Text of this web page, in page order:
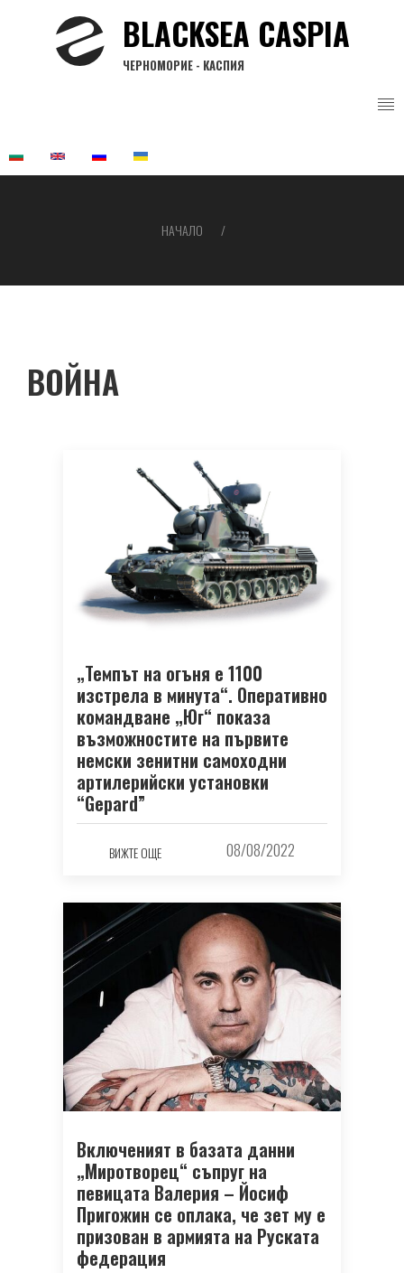
BLACKSEA CASPIA
ЧЕРНОМОРИЕ - КАСПИЯ
НАЧАЛО
ВОЙНА
„Темпът на огъня е 1100
изстрела в минута“. Оперативно
командване „Юг“ показа
възможностите на първите
немски зенитни самоходни
артилерийски установки
“Gepard”
ВИЖТЕ ОЩЕ 08/08/2022
Включеният в базата данни
„Миротворец“ съпруг на
певицата Валерия – Йосиф
Пригожин се оплака, че зет му е
призован в армията на Руската
федерация